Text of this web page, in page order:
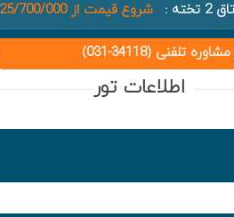
:
شروع قیمت از 25/700/000
مشاوره تلفنی (34118-031)
اطلاعات تور